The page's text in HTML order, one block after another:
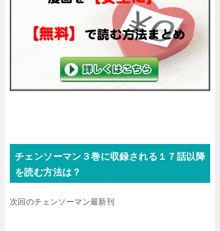
チェンソーマン３巻に収録される１７話以降
を読む方法は？
次回のチェンソーマン最新刊